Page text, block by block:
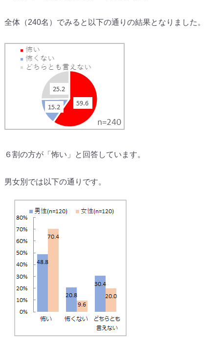
全体（240名）でみると以下の通りの結果となりました。
６割の方が「怖い」と回答しています。
男女別では以下の通りです。